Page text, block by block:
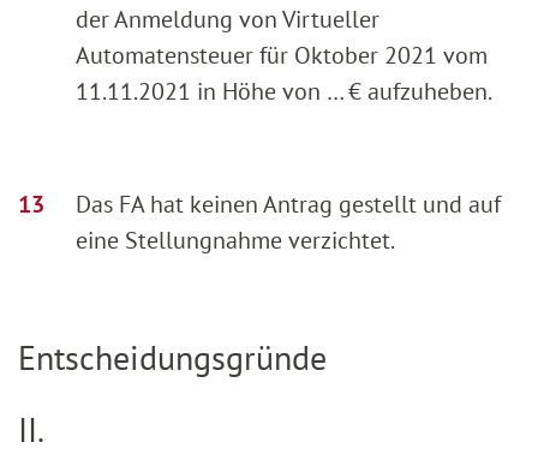
der Anmeldung von Virtueller
Automatensteuer für Oktober 2021 vom
11.11.2021 in Höhe von … € aufzuheben.
Das FA hat keinen Antrag gestellt und auf
eine Stellungnahme verzichtet.
Entscheidungsgründe
II.